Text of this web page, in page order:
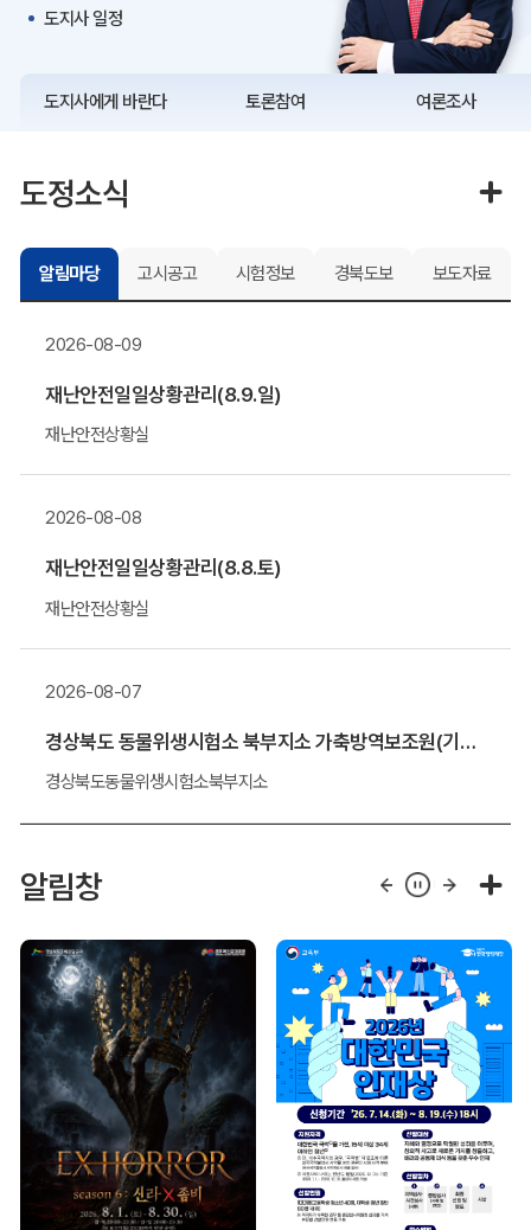
도지사 일정
도지사에게 바란다 토론참여 여론조사
도정소식
알림마당 고시공고 시험정보 경북도보 보도자료
2026-08-09
재난안전일일상황관리(8.9.일)
재난안전상황실
2026-08-08
재난안전일일상황관리(8.8.토)
재난안전상황실
2026-08-07
경상북도 동물위생시험소 북부지소 가축방역보조원(기간제 근로자) 채용 알림
경상북도동물위생시험소북부지소
알림창